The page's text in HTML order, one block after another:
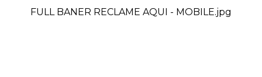
FULL BANER RECLAME AQUI - MOBILE.jpg